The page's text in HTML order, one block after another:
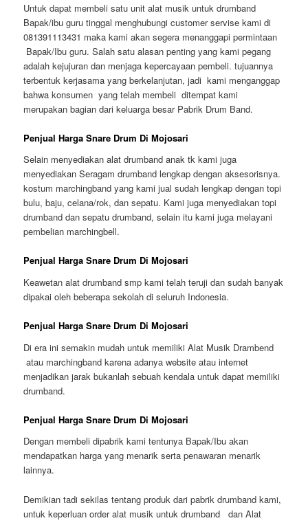
Untuk dapat membeli satu unit alat musik untuk drumband
Bapak/ibu guru tinggal menghubungi customer servise kami di
081391113431 maka kami akan segera menanggapi permintaan
Bapak/Ibu guru. Salah satu alasan penting yang kami pegang
adalah kejujuran dan menjaga kepercayaan pembeli. tujuannya
terbentuk kerjasama yang berkelanjutan, jadi kami menganggap
bahwa konsumen yang telah membeli ditempat kami
merupakan bagian dari keluarga besar Pabrik Drum Band.
Penjual Harga Snare Drum Di Mojosari
Selain menyediakan alat drumband anak tk kami juga
menyediakan Seragam drumband lengkap dengan aksesorisnya.
kostum marchingband yang kami jual sudah lengkap dengan topi
bulu, baju, celana/rok, dan sepatu. Kami juga menyediakan topi
drumband dan sepatu drumband, selain itu kami juga melayani
pembelian marchingbell.
Penjual Harga Snare Drum Di Mojosari
Keawetan alat drumband smp kami telah teruji dan sudah banyak
dipakai oleh beberapa sekolah di seluruh Indonesia.
Penjual Harga Snare Drum Di Mojosari
Di era ini semakin mudah untuk memiliki Alat Musik Drambend
atau marchingband karena adanya website atau internet
menjadikan jarak bukanlah sebuah kendala untuk dapat memiliki
drumband.
Penjual Harga Snare Drum Di Mojosari
Dengan membeli dipabrik kami tentunya Bapak/Ibu akan
mendapatkan harga yang menarik serta penawaran menarik
lainnya.
Demikian tadi sekilas tentang produk dari pabrik drumband kami,
untuk keperluan order alat musik untuk drumband dan Alat